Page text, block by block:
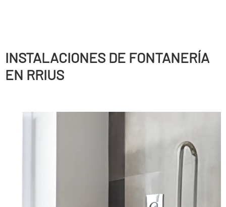
INSTALACIONES DE FONTANERÍ­A
EN RRIUS